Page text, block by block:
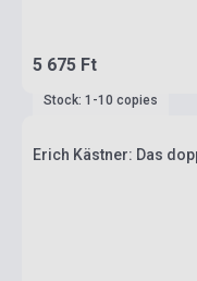
5 675 Ft
Stock: 1-10 copies
Erich Kästner: Das